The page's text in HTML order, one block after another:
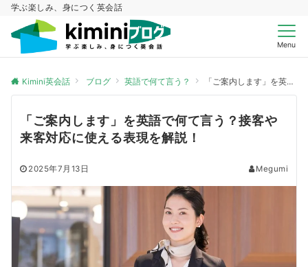
学ぶ楽しみ、身につく英会話
Menu
Kimini英会話 ブログ 英語で何て言う？ 「ご案内します」を英語で何て言う？接客や来客対応に使える表現を解説！
「ご案内します」を英語で何て言う？接客や
来客対応に使える表現を解説！
2025年7月13日 Megumi